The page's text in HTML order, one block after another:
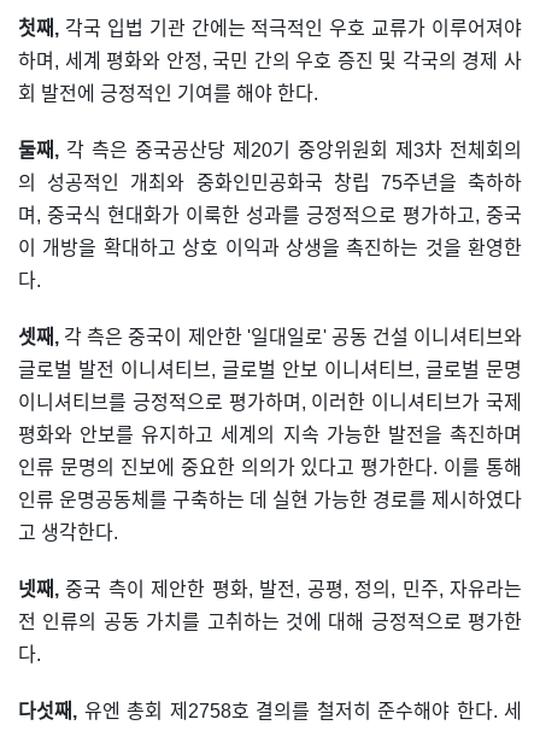
첫째, 각국 입법 기관 간에는 적극적인 우호 교류가 이루어져야
하며, 세계 평화와 안정, 국민 간의 우호 증진 및 각국의 경제 사
회 발전에 긍정적인 기여를 해야 한다.
둘째, 각 측은 중국공산당 제20기 중앙위원회 제3차 전체회의
의 성공적인 개최와 중화인민공화국 창립 75주년을 축하하
며, 중국식 현대화가 이룩한 성과를 긍정적으로 평가하고, 중국
이 개방을 확대하고 상호 이익과 상생을 촉진하는 것을 환영한
다.
셋째, 각 측은 중국이 제안한 '일대일로' 공동 건설 이니셔티브와
글로벌 발전 이니셔티브, 글로벌 안보 이니셔티브, 글로벌 문명
이니셔티브를 긍정적으로 평가하며, 이러한 이니셔티브가 국제
평화와 안보를 유지하고 세계의 지속 가능한 발전을 촉진하며
인류 문명의 진보에 중요한 의의가 있다고 평가한다. 이를 통해
인류 운명공동체를 구축하는 데 실현 가능한 경로를 제시하였다
고 생각한다.
넷째, 중국 측이 제안한 평화, 발전, 공평, 정의, 민주, 자유라는
전 인류의 공동 가치를 고취하는 것에 대해 긍정적으로 평가한
다.
다섯째, 유엔 총회 제2758호 결의를 철저히 준수해야 한다. 세